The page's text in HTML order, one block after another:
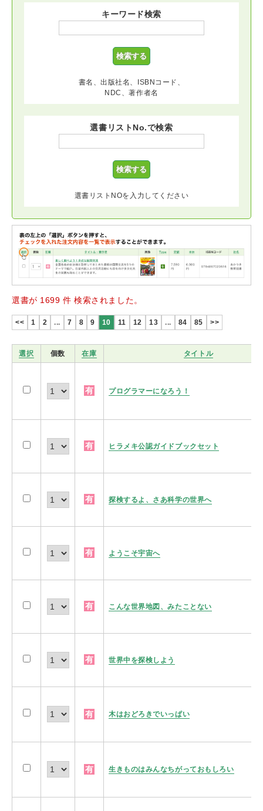
キーワード検索
書名、出版社名、ISBNコード、
NDC、著作者名
選書リストNo.で検索
選書リストNOを入力してください
選書が 1699 件 検索されました。
<< 1 2 ... 7 8 9 10 11 12 13 ... 84 85 >>
選択 個数 在庫 タイトル
有 プログラマーになろう！
有 ヒラメキ公認ガイドブックセット
有 探検するよ、さあ科学の世界へ
有 ようこそ宇宙へ
有 こんな世界地図、みたことない
有 世界中を探検しよう
有 木はおどろきでいっぱい
有 生きものはみんなちがっておもしろい